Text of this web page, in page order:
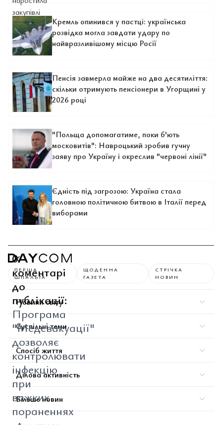
Кремль опинився у пастці: українська
розвідка могла завдати удару по
найвразливішому місцю Росії
Пенсія завмерла майже на два десятиліття:
скільки отримують пенсіонери в Угорщині у
2026 році
"Польща допомагатиме, поки б'ють
московитів": Навроцький зробив гучну
заяву про Україну і окреслив "червоні лінії"
Єдність під загрозою: Україна стала
головною політичною битвою в Італії перед
виборами
0
коментарі
до
публікації:
Програма
"Медевакуації"
дозволяє
контролювати
інфекцію
при
важких
пораненнях
ПЕРША
ШПАЛЬТА
ЩОДЕННА
ГАЗЕТА
СТРІЧКА
НОВИН
Новини світу
Суспільні теми
Спосіб життя
Ділова активність
Більше новин